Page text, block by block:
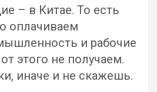
– в Китае. То есть
оплачиваем
и рабочие
этого не получаем.
иначе и не скажешь.